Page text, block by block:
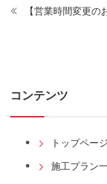
【営業時間変更の
コンテンツ
トップページ
施工プラン